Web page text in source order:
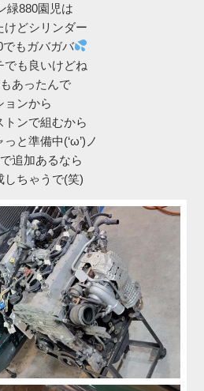
緑880園児は
けどシリンダー
もガバガバ
でも良いけどね
あったんで
ョンから
トンで組むから
と準備中(‘ω’)ノ
追加あるなら
しちゃうで(笑)